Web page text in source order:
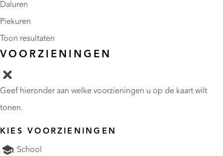
Daluren
Piekuren
Toon resultaten
VOORZIENINGEN
Geef hieronder aan welke voorzieningen u op de kaart wilt
tonen.
KIES VOORZIENINGEN
School